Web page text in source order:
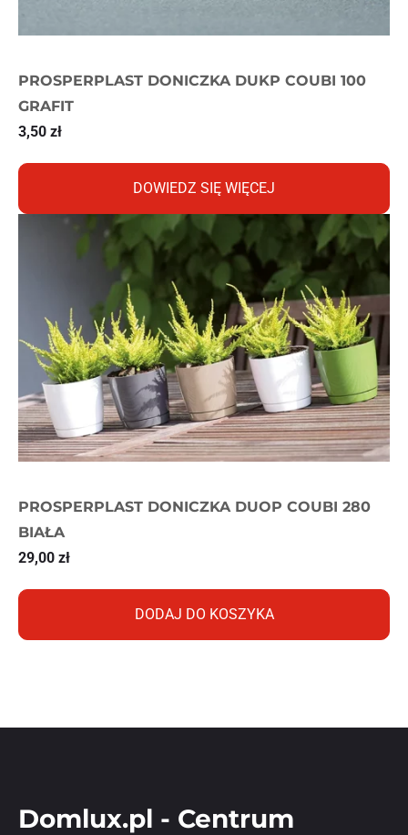
PROSPERPLAST DONICZKA DUKP COUBI 100
GRAFIT
3,50 zł
DOWIEDZ SIĘ WIĘCEJ
PROSPERPLAST DONICZKA DUOP COUBI 280
BIAŁA
29,00 zł
DODAJ DO KOSZYKA
Domlux.pl - Centrum